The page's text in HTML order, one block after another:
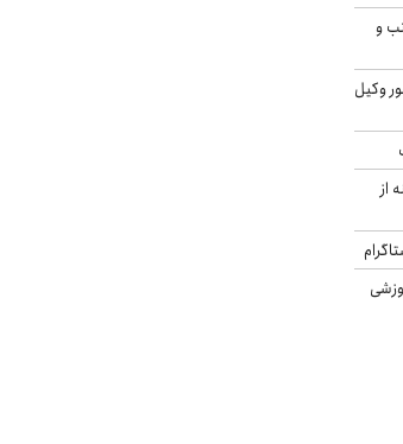
و
وکیل
از